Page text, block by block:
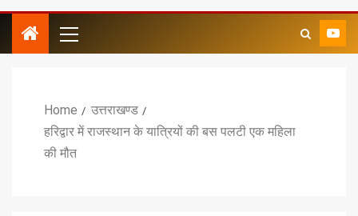
Home
उत्तराखण्ड
हरिद्वार में राजस्थान के यात्रियों की बस पलटी एक महिला
की मौत